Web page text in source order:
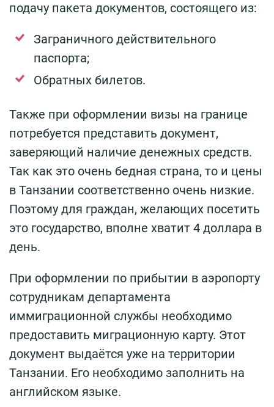
подачу пакета документов, состоящего из:
Заграничного действительного
паспорта;
Обратных билетов.
Также при оформлении визы на границе
потребуется представить документ,
заверяющий наличие денежных средств.
Так как это очень бедная страна, то и цены
в Танзании соответственно очень низкие.
Поэтому для граждан, желающих посетить
это государство, вполне хватит 4 доллара в
день.
При оформлении по прибытии в аэропорту
сотрудникам департамента
иммиграционной службы необходимо
предоставить миграционную карту. Этот
документ выдаётся уже на территории
Танзании. Его необходимо заполнить на
английском языке.